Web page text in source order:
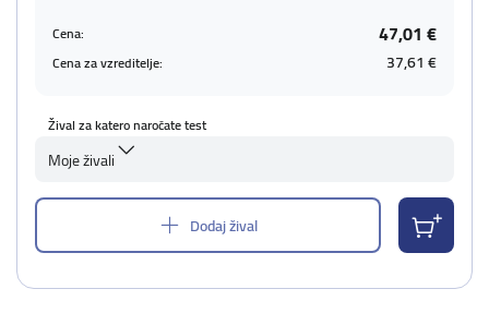
Cena: 47,01 €
Cena za vzreditelje: 37,61 €
Žival za katero naročate test
Moje živali
Dodaj žival